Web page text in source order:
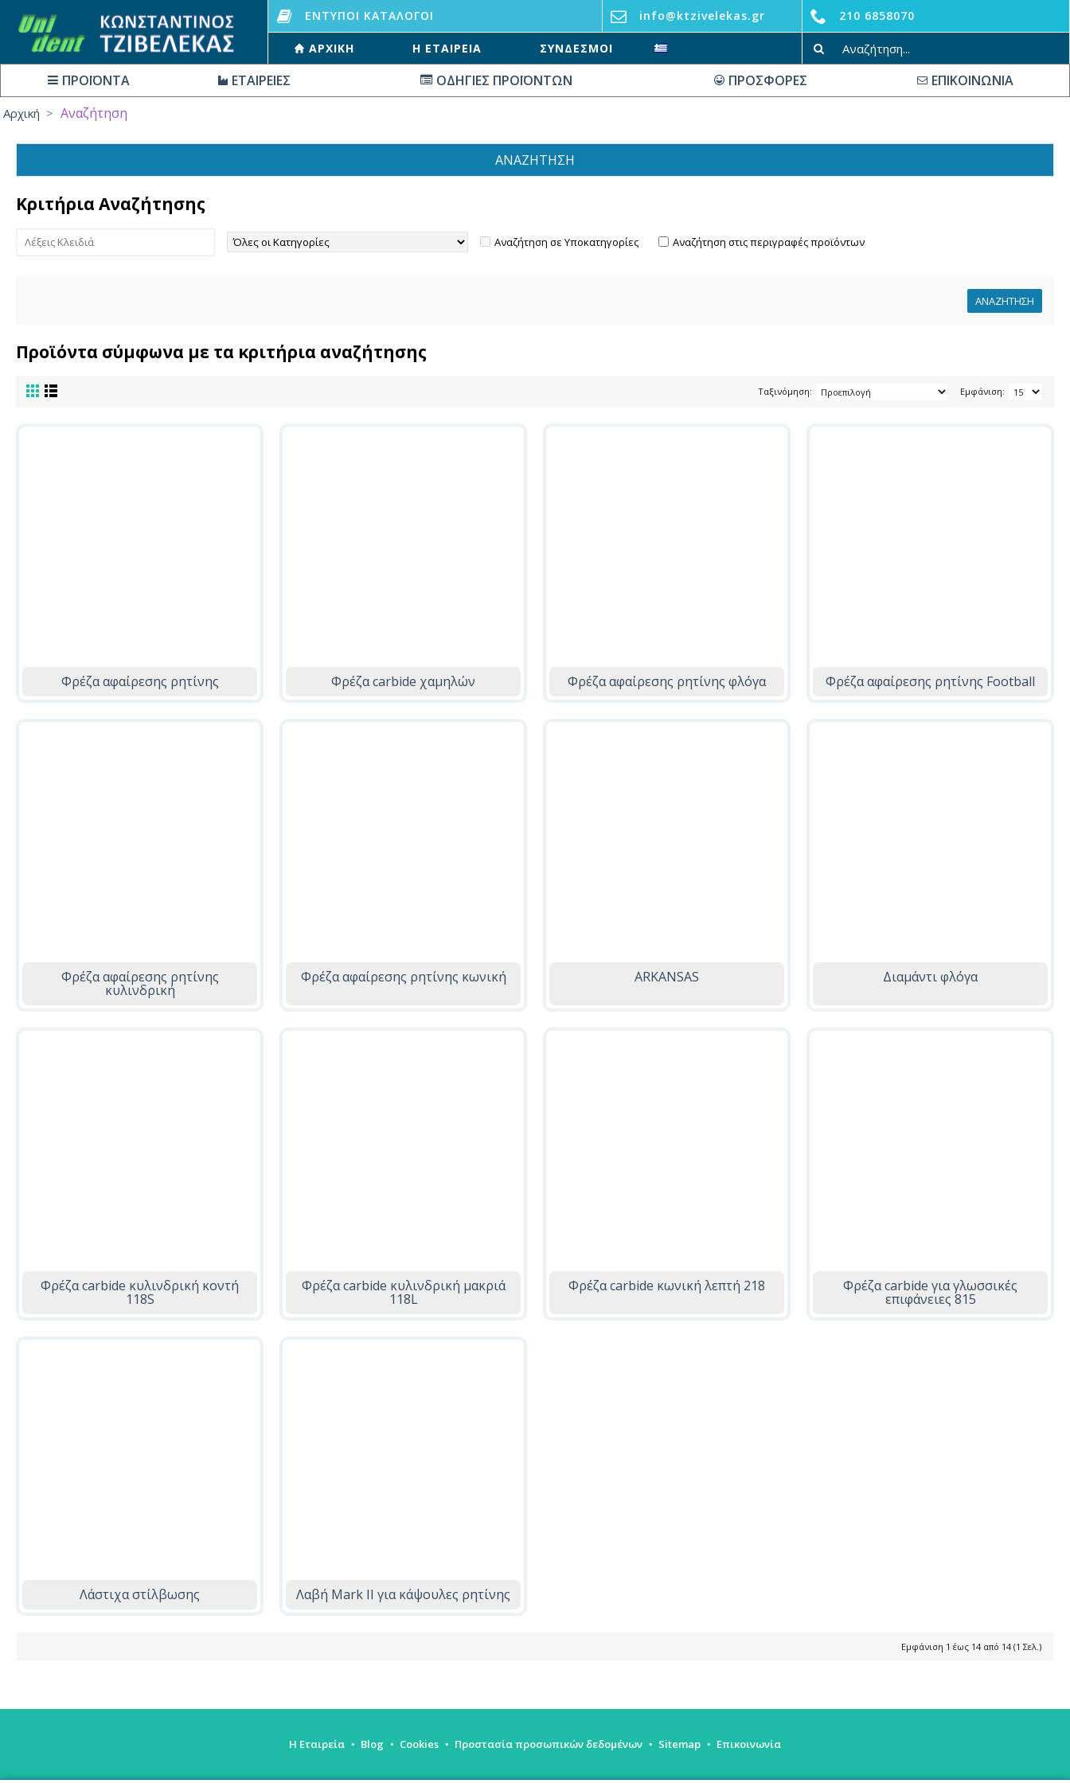
ΕΝΤΥΠΟΙ ΚΑΤΆΛΟΓΟΙ info@ktzivelekas.gr 210 6858070
ΑΡΧΙΚΉ Η ΕΤΑΙΡΕΊΑ ΣΥΝΔΕΣΜΟΙ
ΠΡΟΪΟΝΤΑ ΕΤΑΙΡΕΙΕΣ ΟΔΗΓΙΕΣ ΠΡΟΪΟΝΤΩΝ ΠΡΟΣΦΟΡΕΣ ΕΠΙΚΟΙΝΩΝΙΑ
Αρχική Αναζήτηση
ΑΝΑΖΉΤΗΣΗ
Κριτήρια Αναζήτησης
Αναζήτηση σε Υποκατηγορίες Αναζήτηση στις περιγραφές προϊόντων
Προϊόντα σύμφωνα με τα κριτήρια αναζήτησης
Εμφάνιση:
Ταξινόμηση:
Φρέζα αφαίρεσης ρητίνης Φρέζα carbide χαμηλών Φρέζα αφαίρεσης ρητίνης φλόγα Φρέζα αφαίρεσης ρητίνης Football
Φρέζα αφαίρεσης ρητίνης
κυλινδρική
Φρέζα αφαίρεσης ρητίνης κωνική ARKANSAS Διαμάντι φλόγα
Φρέζα carbide κυλινδρική κοντή
118S
Φρέζα carbide κυλινδρική μακριά
118L
Φρέζα carbide κωνική λεπτή 218 Φρέζα carbide για γλωσσικές
επιφάνειες 815
Λάστιχα στίλβωσης Λαβή Mark II για κάψουλες ρητίνης
Εμφάνιση 1 έως 14 από 14 (1 Σελ.)
Η Εταιρεία Blog Cookies Προστασία προσωπικών δεδομένων Sitemap Επικοινωνία